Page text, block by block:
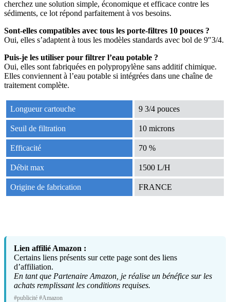
cherchez une solution simple, économique et efficace contre les
sédiments, ce lot répond parfaitement à vos besoins.
Sont-elles compatibles avec tous les porte-filtres 10 pouces ?
Oui, elles s’adaptent à tous les modèles standards avec bol de 9″3/4.
Puis-je les utiliser pour filtrer l’eau potable ?
Oui, elles sont fabriquées en polypropylène sans additif chimique.
Elles conviennent à l’eau potable si intégrées dans une chaîne de
traitement complète.
Longueur cartouche 9 3/4 pouces
Seuil de filtration 10 microns
Efficacité 70 %
Débit max 1500 L/H
Origine de fabrication FRANCE
Lien affilié Amazon :
Certains liens présents sur cette page sont des liens
d’affiliation.
En tant que Partenaire Amazon, je réalise un bénéfice sur les
achats remplissant les conditions requises.
#publicité #Amazon